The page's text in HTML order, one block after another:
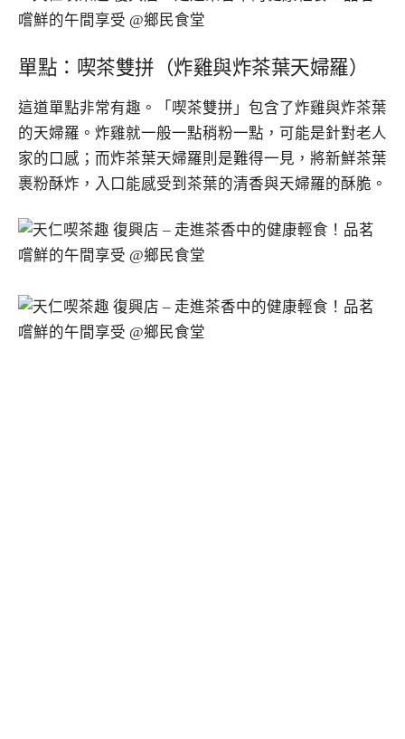
單點：喫茶雙拼（炸雞與炸茶葉天婦羅）
這道單點非常有趣。「喫茶雙拼」包含了炸雞與炸茶葉
的天婦羅。炸雞就一般一點稍粉一點，可能是針對老人
家的口感；而炸茶葉天婦羅則是難得一見，將新鮮茶葉
裹粉酥炸，入口能感受到茶葉的清香與天婦羅的酥脆。